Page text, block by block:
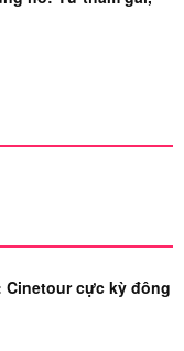
Cinetour cực kỳ đông